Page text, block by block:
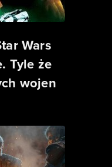
Wars
Tyle że
wojen